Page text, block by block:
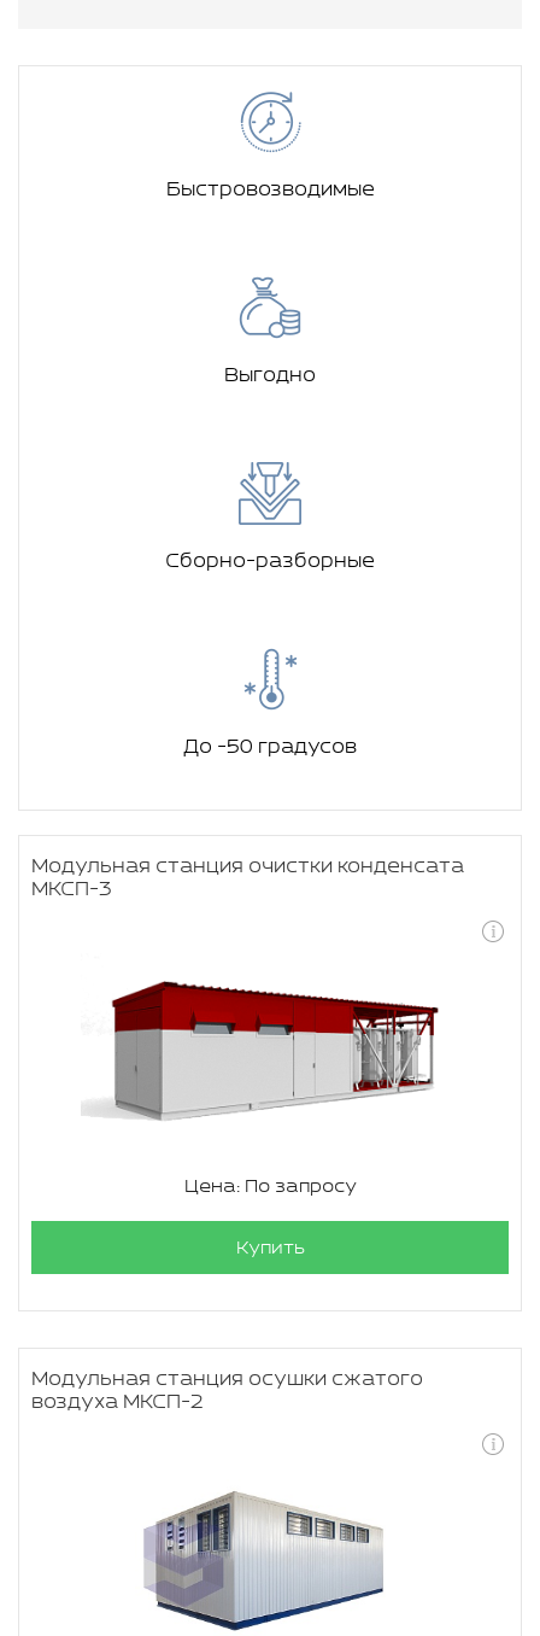
Быстровозводимые
Выгодно
Сборно-разборные
До -50 градусов
Модульная станция очистки конденсата
МКСП-3
Цена: По запросу
Купить
Модульная станция осушки сжатого
воздуха МКСП-2